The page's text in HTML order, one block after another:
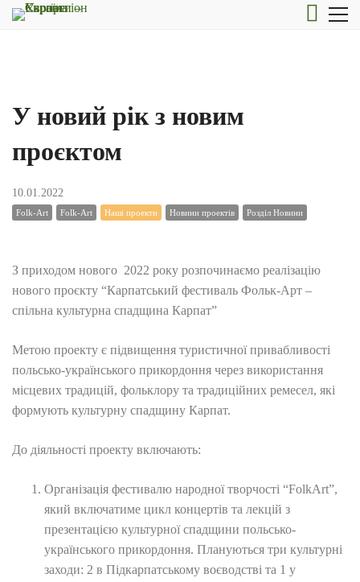
У новий рік з новим
проєктом
10.01.2022
Folk-Art Folk-Art Наші проекти Новини проектів Розділ Новини
З приходом нового 2022 року розпочинаємо реалізацію
нового проєкту “Карпатський фестиваль Фольк-Арт –
спільна культурна спадщина Карпат”
Метою проекту є підвищення туристичної привабливості
польсько-українського прикордоння через використання
місцевих традицій, фольклору та традиційних ремесел, які
формують культурну спадщину Карпат.
До діяльності проекту включають:
Організація фестивалю народної творчості “FolkArt”,
який включатиме цикл концертів та лекцій з
презентацією культурної спадщини польсько-
українського прикордоння. Плануються три культурні
заходи: 2 в Підкарпатському воєводстві та 1 у